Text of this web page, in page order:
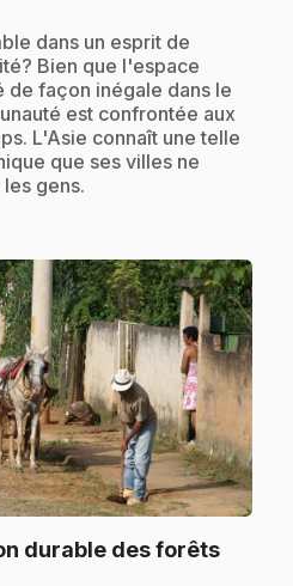
dans un esprit de
Bien que l'espace
de façon inégale dans le
est confrontée aux
L'Asie connaît une telle
que ses villes ne
gens.
durable des forêts.